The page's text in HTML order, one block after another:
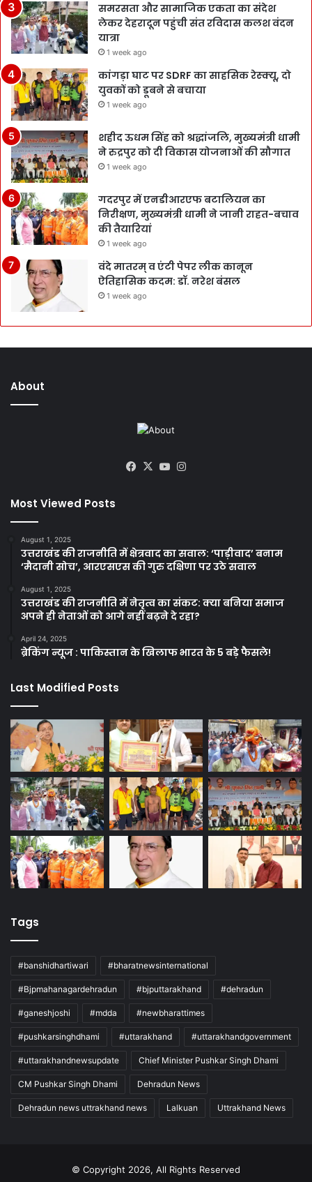
समरसता और सामाजिक एकता का संदेश
लेकर देहरादून पहुंची संत रविदास कलश वंदन
यात्रा
1 week ago
कांगड़ा घाट पर SDRF का साहसिक रेस्क्यू, दो
युवकों को डूबने से बचाया
1 week ago
शहीद ऊधम सिंह को श्रद्धांजलि, मुख्यमंत्री धामी
ने रुद्रपुर को दी विकास योजनाओं की सौगात
1 week ago
गदरपुर में एनडीआरएफ बटालियन का
निरीक्षण, मुख्यमंत्री धामी ने जानी राहत-बचाव
की तैयारियां
1 week ago
वंदे मातरम् व एंटी पेपर लीक कानून
ऐतिहासिक कदम: डॉ. नरेश बंसल
1 week ago
About
Facebook
X YouTube
Most Viewed Posts
August 1, 2025
उत्तराखंड की राजनीति में क्षेत्रवाद का सवाल: ‘पाड़ीवाद’ बनाम
‘मैदानी सोच’, आरएसएस की गुरु दक्षिणा पर उठे सवाल
August 1, 2025
उत्तराखंड की राजनीति में नेतृत्व का संकट: क्या बनिया समाज
अपने ही नेताओं को आगे नहीं बढ़ने दे रहा?
April 24, 2025
ब्रेकिंग न्यूज : पाकिस्तान के खिलाफ भारत के 5 बड़े फैसले!
Last Modified Posts
Tags
#banshidhartiwari #bharatnewsinternational
#Bjpmahanagardehradun #bjputtarakhand #dehradun
#ganeshjoshi #mdda #newbharattimes
#pushkarsinghdhami #uttarakhand #uttarakhandgovernment
#uttarakhandnewsupdate Chief Minister Pushkar Singh Dhami
CM Pushkar Singh Dhami Dehradun News
Dehradun news uttrakhand news Lalkuan Uttrakhand News
© Copyright 2026, All Rights Reserved